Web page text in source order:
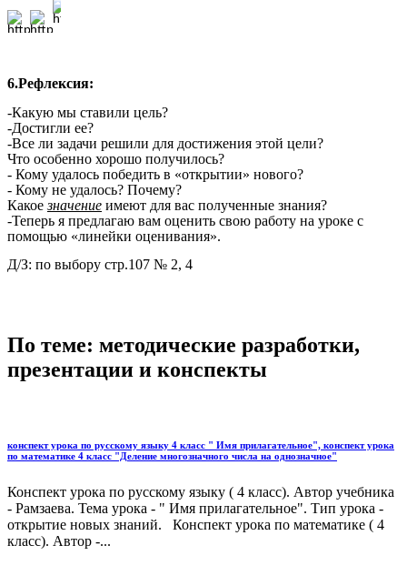
6.Рефлексия:
-Какую мы ставили цель?
-Достигли ее?
-Все ли задачи решили для достижения этой цели?
Что особенно хорошо получилось?
- Кому удалось победить в «открытии» нового?
- Кому не удалось? Почему?
Какоезначение имеют для вас полученные знания?
-Теперь я предлагаю вам оценить свою работу на уроке с
помощью «линейки оценивания».
Д/З: по выбору стр.107 № 2, 4
По теме: методические разработки,
презентации и конспекты
конспект урока по русскому языку 4 класс " Имя прилагательное", конспект урока
по математике 4 класс "Деление многозначного числа на однозначное"
Конспект урока по русскому языку ( 4 класс). Автор учебника
- Рамзаева. Тема урока - " Имя прилагательное". Тип урока -
открытие новых знаний. Конспект урока по математике ( 4
класс). Автор -...